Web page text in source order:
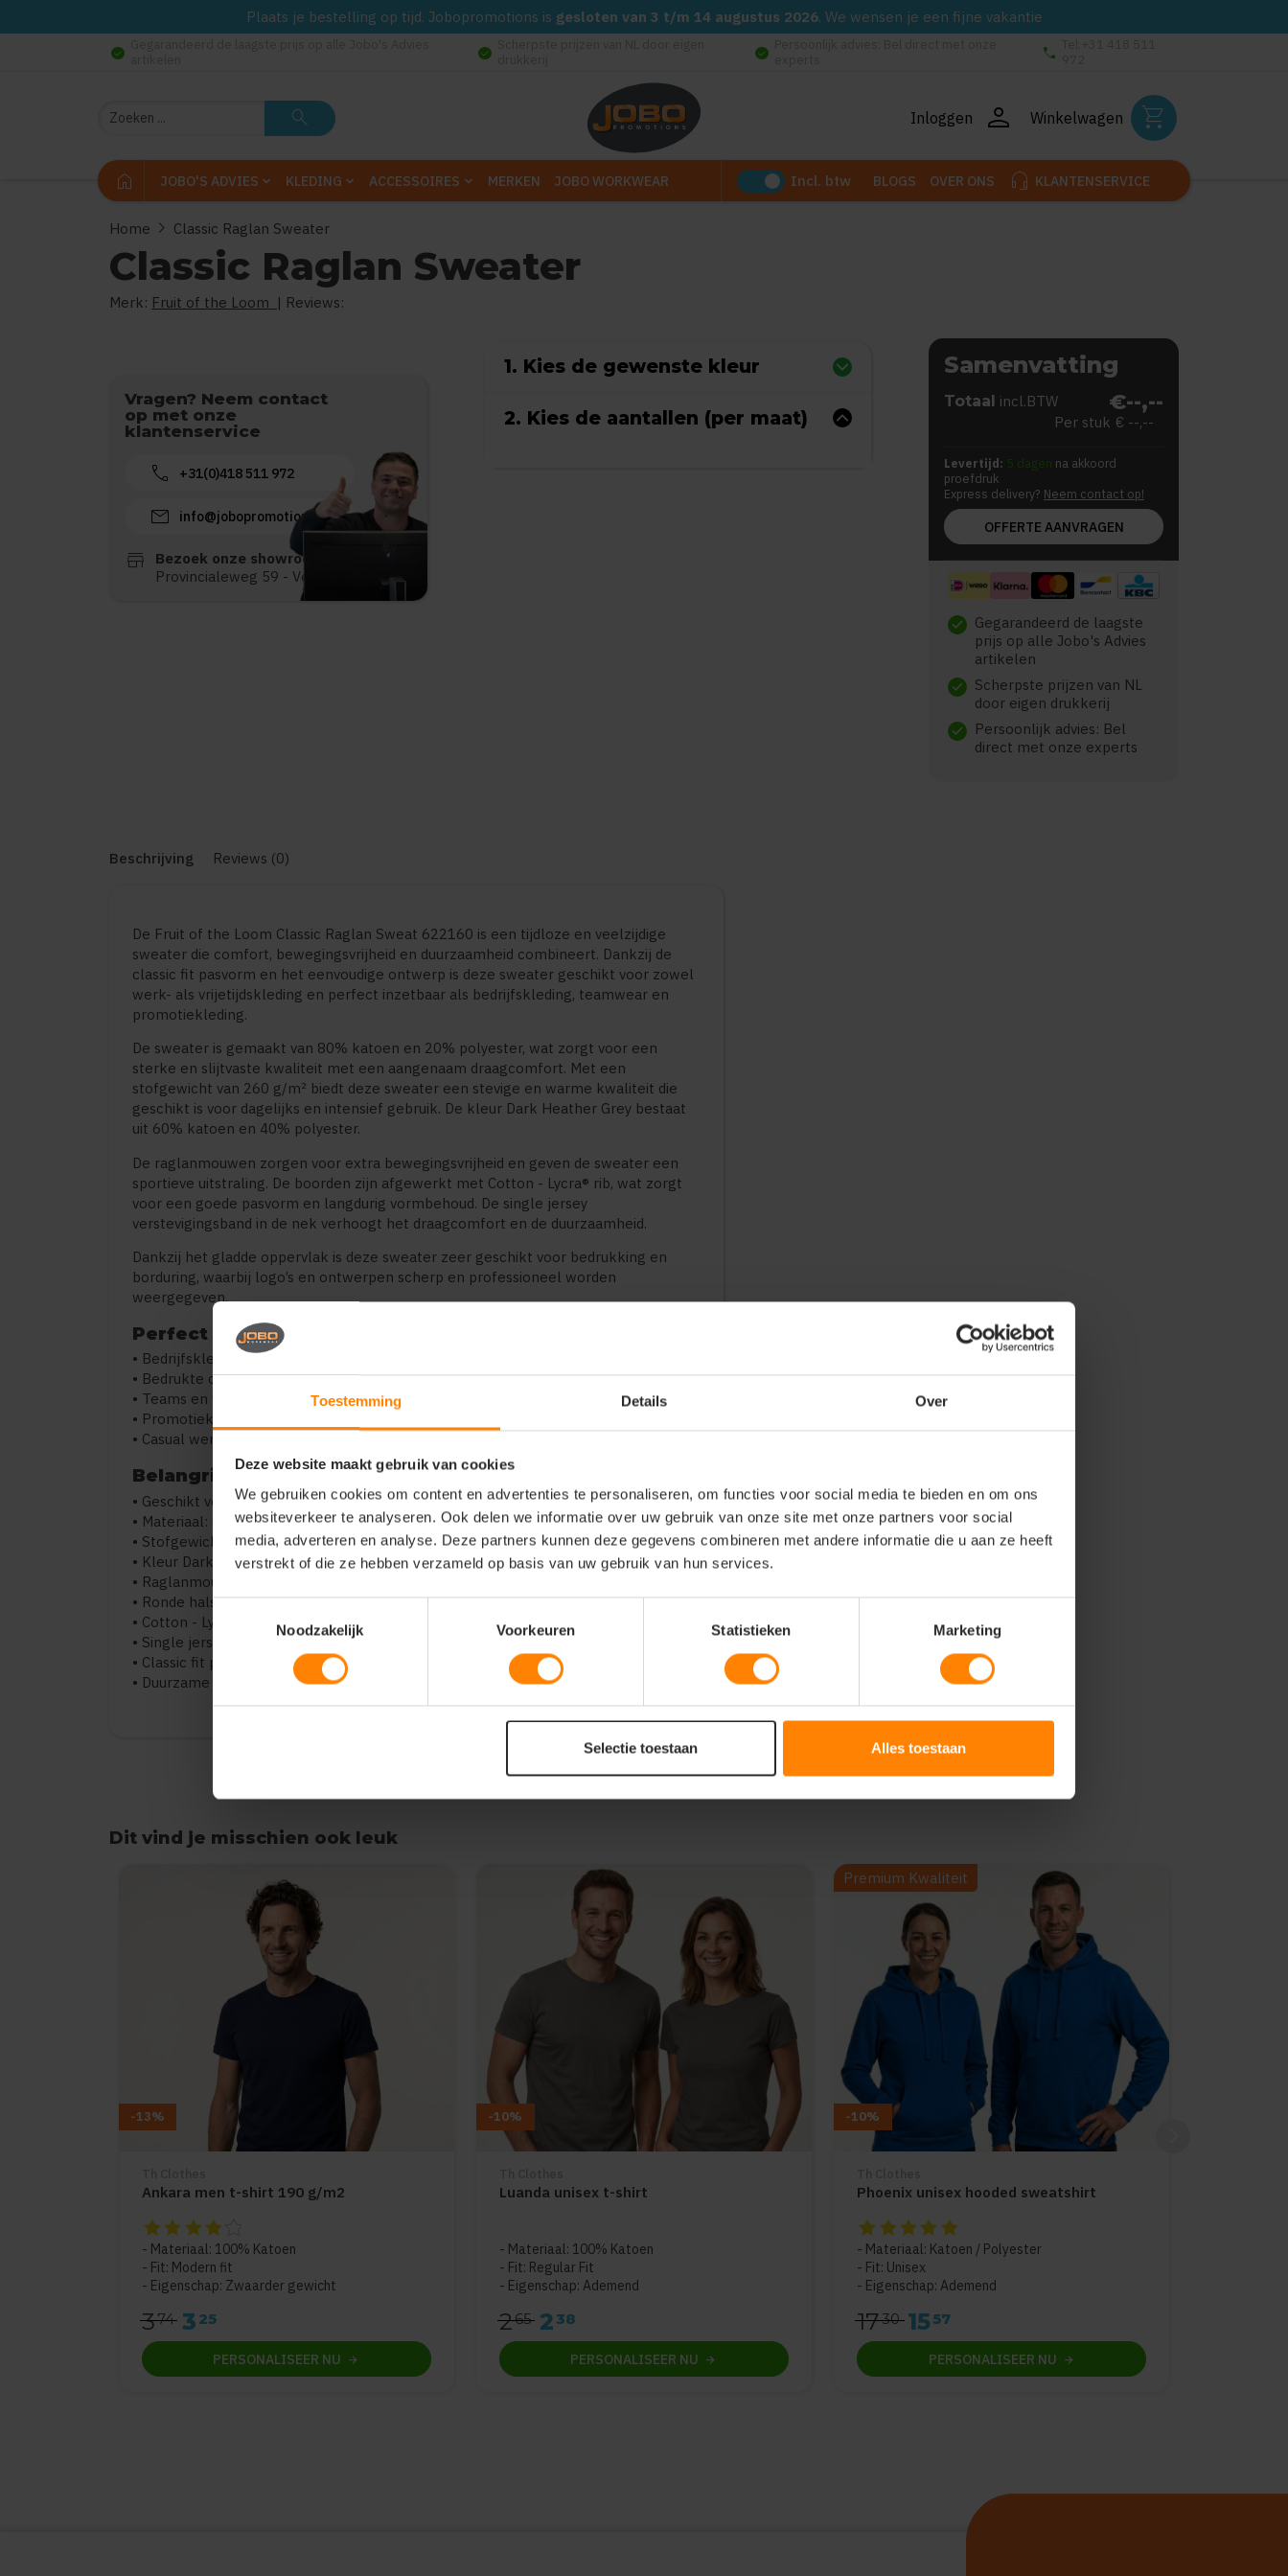
Toestemming Details Over
Deze website maakt gebruik van cookies
We gebruiken cookies om content en advertenties te personaliseren, om functies voor social media te bieden en om ons
websiteverkeer te analyseren. Ook delen we informatie over uw gebruik van onze site met onze partners voor social
media, adverteren en analyse. Deze partners kunnen deze gegevens combineren met andere informatie die u aan ze heeft
verstrekt of die ze hebben verzameld op basis van uw gebruik van hun services.
Toestemmingsselectie
Noodzakelijk
Voorkeuren Statistieken Marketing
Selectie toestaan Alles toestaan
Plaats je bestelling op tijd. Jobopromotions is gesloten van 3 t/m 14 augustus 2026. We wensen je een fijne vakantie
check_circle check_circle check_circle phone
Zoeken search Inloggen person Winkelwagen shopping_cart
home JOBO'S ADVIES KLEDING ACCESSOIRES MERKEN JOBO WORKWEAR Incl. btw BLOGS OVER ONS headset_mic KLANTENSERVICE
Home chevron_right Classic Raglan Sweater
Classic Raglan Sweater
Merk: Fruit of the Loom | Reviews:
Vragen? Neem contact
op met onze
klantenservice
call +31(0)418 511 972
mail info@jobopromotions.nl
store
Bezoek onze showroom:
Provincialeweg 59 - Velddriel
1. Kies de gewenste kleur
2. Kies de aantallen (per maat)
Samenvatting
Totaal incl.BTW €--,--
Per stuk € --,--
Levertijd: 5 dagen na akkoord
proefdruk
Express delivery? Neem contact op!
OFFERTE AANVRAGEN
check Gegarandeerd de laagste
prijs op alle Jobo's Advies
artikelen
check Scherpste prijzen van NL
door eigen drukkerij
check
Persoonlijk advies: Bel
direct met onze experts
Beschrijving Reviews (0)
De Fruit of the Loom Classic Raglan Sweat 622160 is een tijdloze en veelzijdige
sweater die comfort, bewegingsvrijheid en duurzaamheid combineert. Dankzij de
classic fit pasvorm en het eenvoudige ontwerp is deze sweater geschikt voor zowel
werk- als vrijetijdskleding en perfect inzetbaar als bedrijfskleding, teamwear en
promotiekleding.
De sweater is gemaakt van 80% katoen en 20% polyester, wat zorgt voor een
sterke en slijtvaste kwaliteit met een aangenaam draagcomfort. Met een
stofgewicht van 260 g/m² biedt deze sweater een stevige en warme kwaliteit die
geschikt is voor dagelijks en intensief gebruik. De kleur Dark Heather Grey bestaat
uit 60% katoen en 40% polyester.
De raglanmouwen zorgen voor extra bewegingsvrijheid en geven de sweater een
sportieve uitstraling. De boorden zijn afgewerkt met Cotton - Lycra® rib, wat zorgt
voor een goede pasvorm en langdurig vormbehoud. De single jersey
verstevigingsband in de nek verhoogt het draagcomfort en de duurzaamheid.
Dankzij het gladde oppervlak is deze sweater zeer geschikt voor bedrukking en
borduring, waarbij logo’s en ontwerpen scherp en professioneel worden
weergegeven.
Perfect voor
• Bedrijfskleding
• Bedrukte of geborduurde sweaters
• Teams en verenigingen
• Promotiekleding en merchandise
• Casual werk- en vrijetijdskleding
Belangrijkste kenmerken
• Geschikt voor bedrukken en borduren
• Materiaal: 80% katoen / 20% polyester
• Stofgewicht: 260 g/m²
• Kleur Dark Heather Grey: 60% katoen / 40% polyester
• Raglanmouwen voor extra bewegingsvrijheid
• Ronde hals (R-neck)
• Cotton - Lycra® ribboorden voor vormbehoud
• Single jersey nekband voor extra comfort
• Classic fit pasvorm
• Duurzame en slijtvaste kwaliteit
Dit vind je misschien ook leuk
-13%
Ankara men t-shirt 190 g/m2
De beoordeling van dit product is
Materiaal: 100% Katoen
Fit: Modern fit
Eigenschap: Zwaarder gewicht
374 3 25
PERSONALISEER NU
-10%
Luanda unisex t-shirt
Materiaal: 100% Katoen
Fit: Regular Fit
Eigenschap: Ademend
265 2 38
PERSONALISEER NU
-10%
Premium Kwaliteit
Phoenix unisex hooded sweatshirt
De beoordeling van dit product is
Materiaal: Katoen / Polyester
Fit: Unisex
Eigenschap: Ademend
1730 1557
PERSONALISEER NU